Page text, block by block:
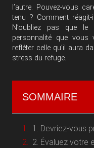
l’autre. Pouvez-vous
tenu ? Comment
N’oubliez pas que
personnalité que
refléter celle qu’il aura
stress du refuge.
SOMMAIRE
2. Évaluez votre